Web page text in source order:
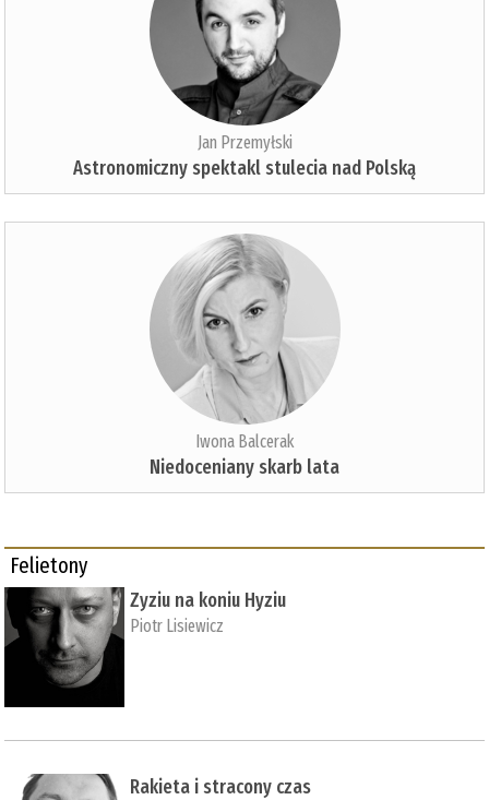
Jan Przemyłski
Astronomiczny spektakl stulecia nad Polską
Iwona Balcerak
Niedoceniany skarb lata
Felietony
Zyziu na koniu Hyziu
Piotr Lisiewicz
Rakieta i stracony czas